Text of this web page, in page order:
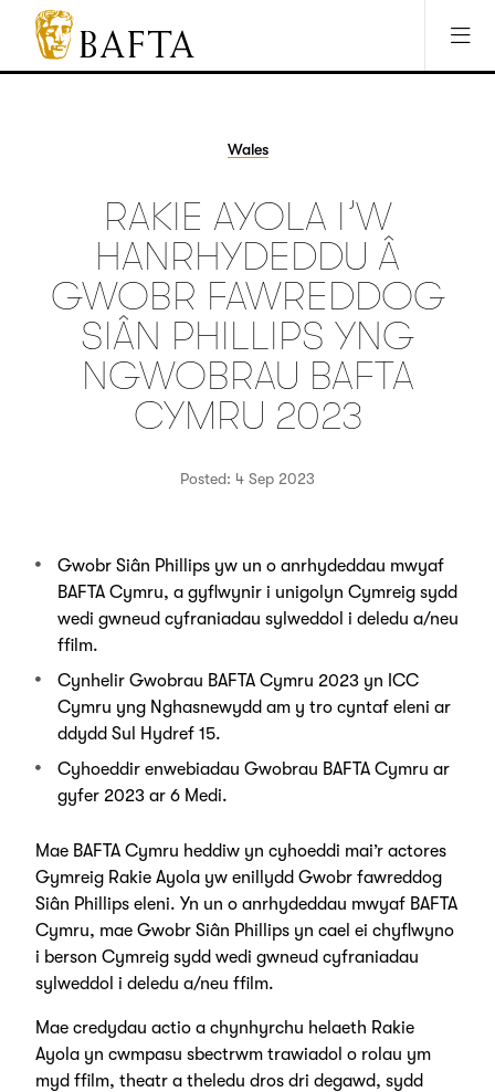
Jump to main content
Access Sitemap
Open Accesibility Settings
BAFTA
The
Wales
RAKIE AYOLA I’W
HANRHYDEDDU Â
GWOBR FAWREDDOG
SIÂN PHILLIPS YNG
NGWOBRAU BAFTA
CYMRU 2023
Posted: 4 Sep 2023
Gwobr Siân Phillips yw un o anrhydeddau mwyaf
BAFTA Cymru, a gyflwynir i unigolyn Cymreig sydd
wedi gwneud cyfraniadau sylweddol i deledu a/neu
ffilm.
Cynhelir Gwobrau BAFTA Cymru 2023 yn ICC
Cymru yng Nghasnewydd am y tro cyntaf eleni ar
ddydd Sul Hydref 15.
Cyhoeddir enwebiadau Gwobrau BAFTA Cymru ar
gyfer 2023 ar 6 Medi.
Mae BAFTA Cymru heddiw yn cyhoeddi mai’r actores
Gymreig Rakie Ayola yw enillydd Gwobr fawreddog
Siân Phillips eleni. Yn un o anrhydeddau mwyaf BAFTA
Cymru, mae Gwobr Siân Phillips yn cael ei chyflwyno
i berson Cymreig sydd wedi gwneud cyfraniadau
sylweddol i deledu a/neu ffilm.
Mae credydau actio a chynhyrchu helaeth Rakie
Ayola yn cwmpasu sbectrwm trawiadol o rolau ym
myd ffilm, theatr a theledu dros dri degawd, sydd